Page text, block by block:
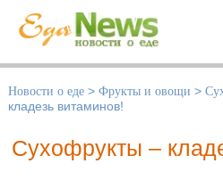
Новости о еде > Фрукты и овощи >
кладезь витаминов!
Сухофрукты –